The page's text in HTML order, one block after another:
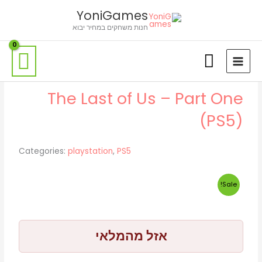
YoniGames
חנות משחקים במחיר יבוא
The Last of Us – Part One
(PS5)
Categories: playstation,PS5
Sale!
אזל מהמלאי